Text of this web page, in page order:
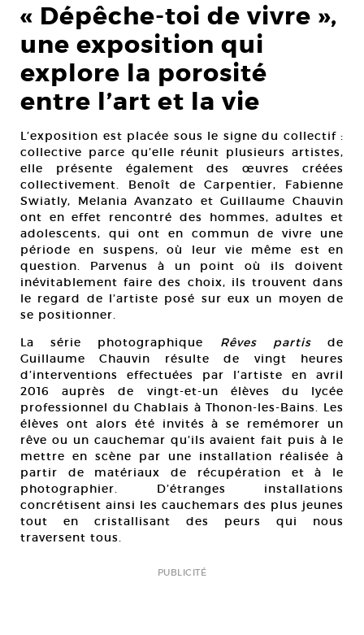
« Dépêche-toi de vivre »,
une exposition qui
explore la porosité
entre l’art et la vie
L’exposition est placée sous le signe du collectif :
collective parce qu’elle réunit plusieurs artistes,
elle présente également des œuvres créées
collectivement. Benoît de Carpentier, Fabienne
Swiatly, Melania Avanzato et Guillaume Chauvin
ont en effet rencontré des hommes, adultes et
adolescents, qui ont en commun de vivre une
période en suspens, où leur vie même est en
question. Parvenus à un point où ils doivent
inévitablement faire des choix, ils trouvent dans
le regard de l’artiste posé sur eux un moyen de
se positionner.
La série photographique Rêves partisde
Guillaume Chauvin résulte de vingt heures
d’interventions effectuées par l’artiste en avril
2016 auprès de vingt-et-un élèves du lycée
professionnel du Chablais à Thonon-les-Bains. Les
élèves ont alors été invités à se remémorer un
rêve ou un cauchemar qu’ils avaient fait puis à le
mettre en scène par une installation réalisée à
partir de matériaux de récupération et à le
photographier. D’étranges installations
concrétisent ainsi les cauchemars des plus jeunes
tout en cristallisant des peurs qui nous
traversent tous.
PUBLICITÉ